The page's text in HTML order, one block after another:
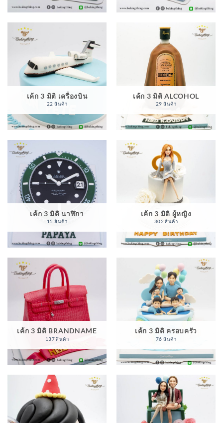
เค้ก 3 มิติ เครื่องบิน
22 สินค้า
เค้ก 3 มิติ ALCOHOL
29 สินค้า
เค้ก 3 มิติ นาฬิกา
15 สินค้า
เค้ก 3 มิติ ผู้หญิง
302 สินค้า
เค้ก 3 มิติ BRANDNAME
137 สินค้า
เค้ก 3 มิติ ครอบครัว
76 สินค้า